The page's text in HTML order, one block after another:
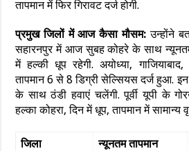
तापमान में फिर गिरावट दर्ज होगी.
प्रमुख जिलों में आज कैसा मौसम:उन्होंने
सहारनपुर में आज सुबह कोहरे के साथ न्यूनतम
में हल्की धूप रहेगी. अयोध्या,
तापमान 6 से 8 डिग्री सेल्सियस दर्ज हुआ.
के साथ ठंडी हवाएं चलेंगी. पूर्वी यूपी के
हल्का कोहरा, दिन में धूप, तापमान में सामान्य
जिला न्यूनतम तापमान